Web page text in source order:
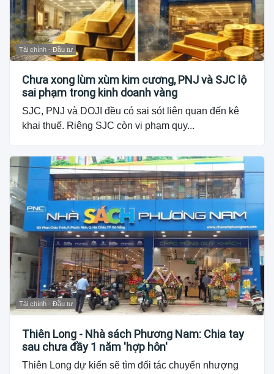
Tài chính - Đầu tư
Chưa xong lùm xùm kim cương, PNJ và SJC lộ
sai phạm trong kinh doanh vàng
SJC, PNJ và DOJI đều có sai sót liên quan đến kê
khai thuế. Riêng SJC còn vi phạm quy...
Tài chính - Đầu tư
Thiên Long - Nhà sách Phương Nam: Chia tay
sau chưa đầy 1 năm 'hợp hôn'
Thiên Long dự kiến sẽ tìm đối tác chuyển nhượng